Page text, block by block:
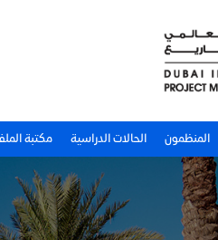
المنظمون الحالات الدراسية مكتبة